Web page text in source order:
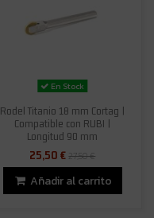
En Stock
Rodel Titanio 18 mm Cortag |
Compatible con RUBI |
Longitud 90 mm
25,50 € 27,50 €
Añadir al carrito